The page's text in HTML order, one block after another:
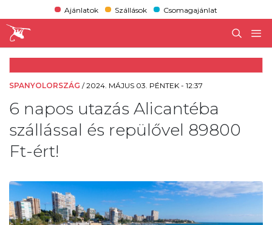
Ajánlatok Szállások Csomagajánlat
SPANYOLORSZÁG /2024. MÁJUS 03. PÉNTEK - 12:37
6 napos utazás Alicantéba
szállással és repülővel 89800
Ft-ért!